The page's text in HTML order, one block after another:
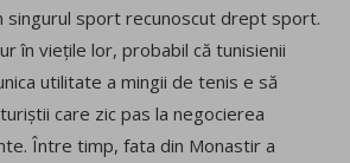
singurul sport recunoscut drept sport.
în viețile lor, probabil că tunisienii
utilitate a mingii de tenis e să
care zic pas la negocierea
Între timp, fata din Monastir a